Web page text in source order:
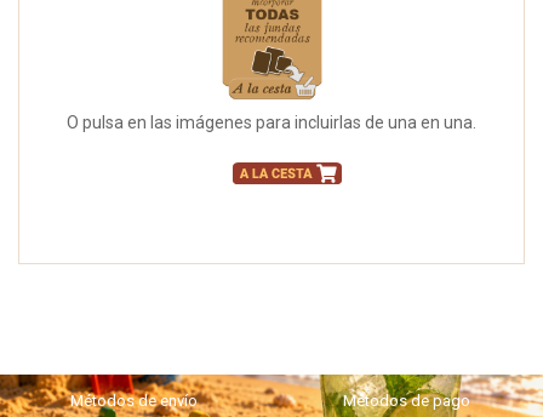
O pulsa en las imágenes para incluirlas de una en una.
Métodos de envío Métodos de pago